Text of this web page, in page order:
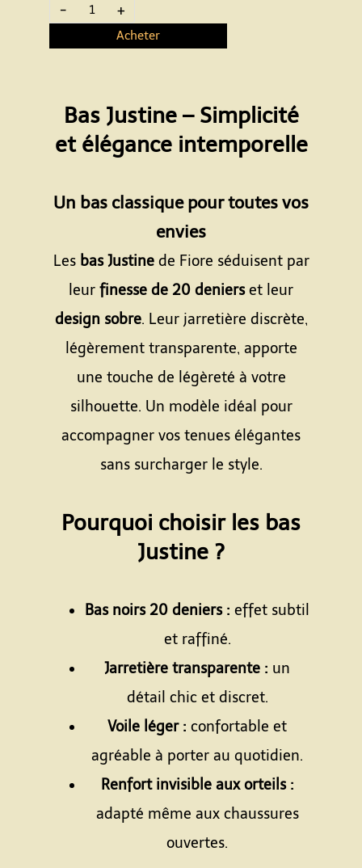
- +
Acheter
Bas Justine – Simplicité
et élégance intemporelle
Un bas classique pour toutes vos
envies
Les bas Justinede Fiore séduisent par
leur finesse de 20 denierset leur
design sobre. Leur jarretière discrète,
légèrement transparente, apporte
une touche de légèreté à votre
silhouette. Un modèle idéal pour
accompagner vos tenues élégantes
sans surcharger le style.
Pourquoi choisir les bas
Justine ?
Bas noirs 20 deniers : effet subtil
et raffiné.
Jarretière transparente : un
détail chic et discret.
Voile léger : confortable et
agréable à porter au quotidien.
Renfort invisible aux orteils :
adapté même aux chaussures
ouvertes.